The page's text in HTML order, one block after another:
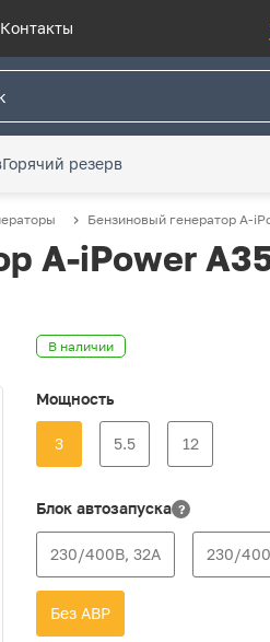
Контакты
Горячий резерв
Бензиновый генератор A-
A-iPower
В наличии
Мощность
3 5.5 12
Блок автозапуска ?
230/400В, 32А 230/
Без АВР